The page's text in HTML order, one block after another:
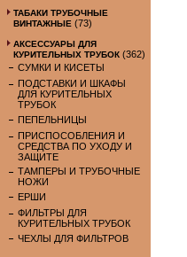
ТАБАКИ ТРУБОЧНЫЕ
ВИНТАЖНЫЕ (73)
АКСЕССУАРЫ ДЛЯ
КУРИТЕЛЬНЫХ ТРУБОК (362)
СУМКИ И КИСЕТЫ
ПОДСТАВКИ И ШКАФЫ
ДЛЯ КУРИТЕЛЬНЫХ
ТРУБОК
ПЕПЕЛЬНИЦЫ
ПРИСПОСОБЛЕНИЯ И
СРЕДСТВА ПО УХОДУ И
ЗАЩИТЕ
ТАМПЕРЫ И ТРУБОЧНЫЕ
НОЖИ
ЕРШИ
ФИЛЬТРЫ ДЛЯ
КУРИТЕЛЬНЫХ ТРУБОК
ЧЕХЛЫ ДЛЯ ФИЛЬТРОВ